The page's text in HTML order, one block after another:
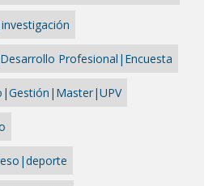
Profesional|Encuesta